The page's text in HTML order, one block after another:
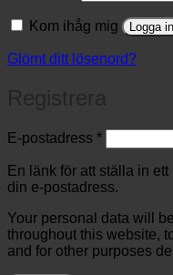
Kom ihåg mig Logga in
Glömt ditt lösenord?
E-postadress *
En länk för att ställa in
din e-postadress.
Your personal data will
throughout this website,
and for other purposes